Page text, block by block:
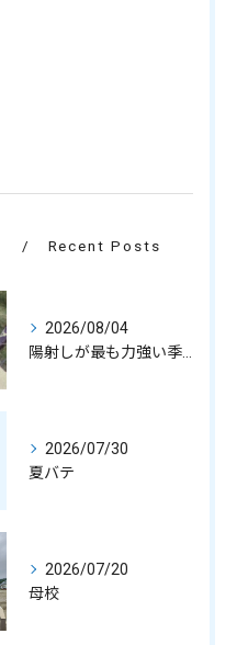
Recent Posts
2026/08/04
2026/07/30
夏バテ
2026/07/20
母校